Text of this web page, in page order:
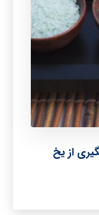
از یخ